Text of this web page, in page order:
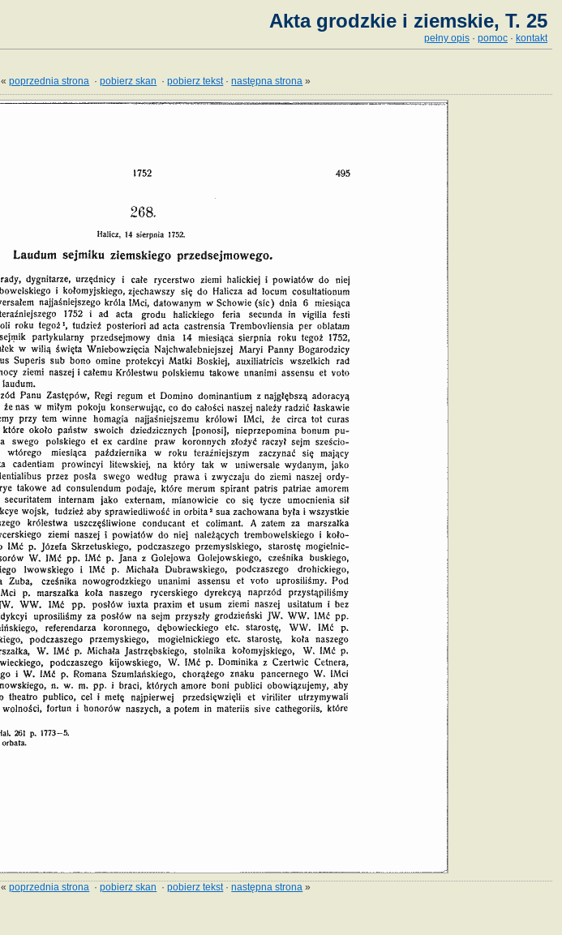
Akta grodzkie i ziemskie, T. 25
pełny opis · pomoc · kontakt
«poprzednia strona ·pobierz skan ·pobierz tekst·następna strona »
«poprzednia strona ·pobierz skan ·pobierz tekst·następna strona »